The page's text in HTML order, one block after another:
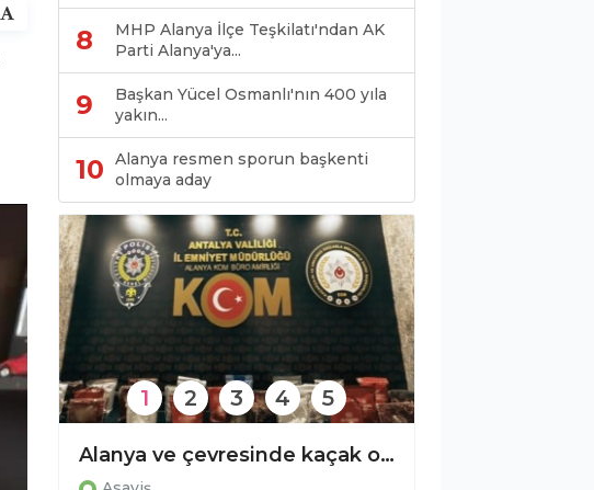
8
MHP Alanya İlçe Teşkilatı'ndan AK
Parti Alanya'ya...
9
Başkan Yücel Osmanlı'nın 400 yıla
yakın...
10
Alanya resmen sporun başkenti
olmaya aday
Alanya ve çevresinde kaçak operasyonu!
1 2 3 4 5